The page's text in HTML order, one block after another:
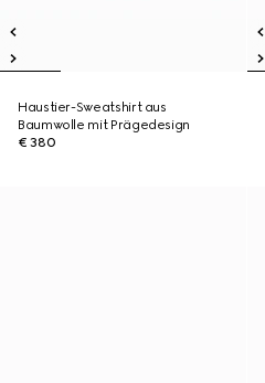
Haustier-Sweatshirt aus
Baumwolle mit Prägedesign
€ 380